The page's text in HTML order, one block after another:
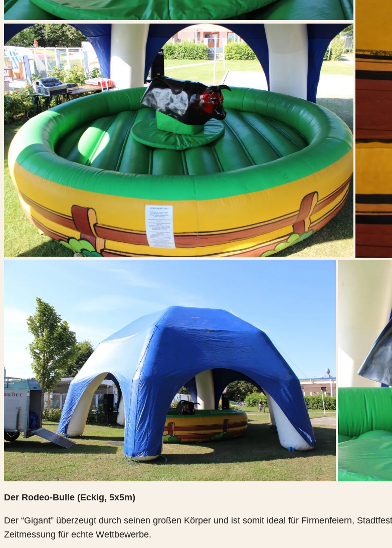
Der Rodeo-Bulle (Eckig, 5x5m)
Der “Gigant” überzeugt durch seinen großen Körper und ist somit ideal für Firmenfeiern,
Zeitmessung für echte Wettbewerbe.